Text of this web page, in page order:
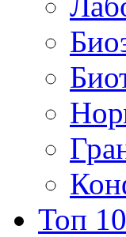
Топ 10